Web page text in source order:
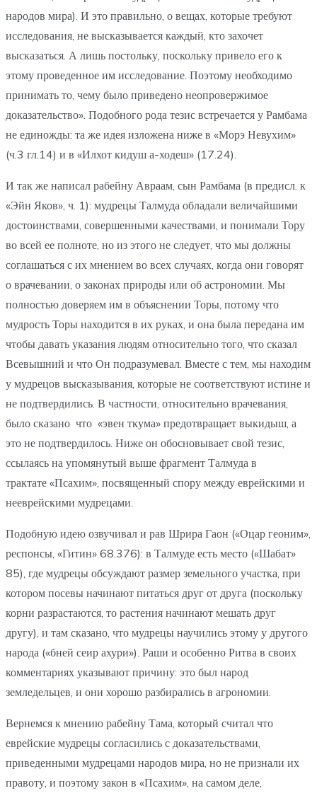
народов мира). И это правильно, о вещах, которые требуют
исследования, не высказывается каждый, кто захочет
высказаться. А лишь постольку, поскольку привело его к
этому проведенное им исследование. Поэтому необходимо
принимать то, чему было приведено неопровержимое
доказательство». Подобного рода тезис встречается у Рамбама
не единожды: та же идея изложена ниже в «Морэ Невухим»
(ч.3 гл.14) и в «Илхот кидуш а-ходеш» (17.24).
И так же написал рабейну Авраам, сын Рамбама (в предисл. к
«Эйн Яков», ч. 1): мудрецы Талмуда обладали величайшими
достоинствами, совершенными качествами, и понимали Тору
во всей ее полноте, но из этого не следует, что мы должны
соглашаться с их мнением во всех случаях, когда они говорят
о врачевании, о законах природы или об астрономии. Мы
полностью доверяем им в объяснении Торы, потому что
мудрость Торы находится в их руках, и она была передана им
чтобы давать указания людям относительно того, что сказал
Всевышний и что Он подразумевал. Вместе с тем, мы находим
у мудрецов высказывания, которые не соответствуют истине и
не подтвердились. В частности, относительно врачевания,
было сказано что «эвен ткума» предотвращает выкидыш, а
это не подтвердилось. Ниже он обосновывает свой тезис,
ссылаясь на упомянутый выше фрагмент Талмуда в
трактате «Псахим», посвященный спору между еврейскими и
нееврейскими мудрецами.
Подобную идею озвучивал и рав Шрира Гаон («Оцар геоним»,
респонсы, «Гитин» 68.376): в Талмуде есть место («Шабат»
85), где мудрецы обсуждают размер земельного участка, при
котором посевы начинают питаться друг от друга (поскольку
корни разрастаются, то растения начинают мешать друг
другу), и там сказано, что мудрецы научились этому у другого
народа («бней сеир ахури»). Раши и особенно Ритва в своих
комментариях указывают причину: это был народ
земледельцев, и они хорошо разбирались в агрономии.
Вернемся к мнению рабейну Тама, который считал что
еврейские мудрецы согласились с доказательствами,
приведенными мудрецами народов мира, но не признали их
правоту, и поэтому закон в «Псахим», на самом деле,